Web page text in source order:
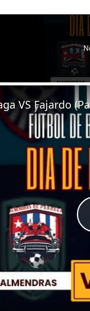
VS Fajardo